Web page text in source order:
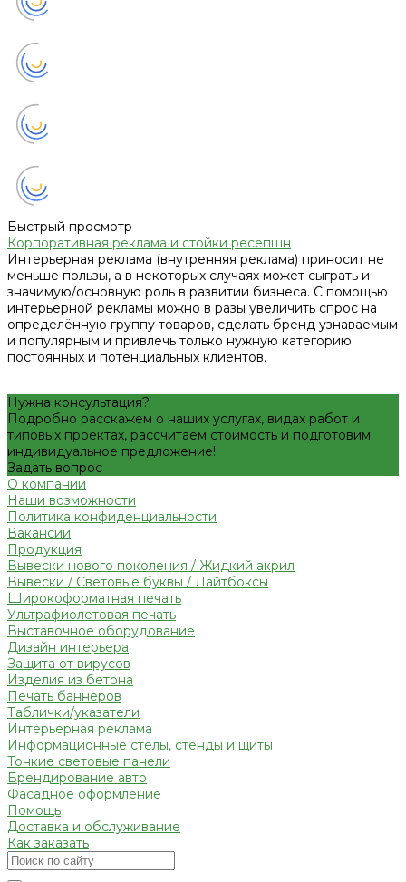
Быстрый просмотр
Корпоративная реклама и стойки ресепшн
Интерьерная реклама (внутренняя реклама) приносит не
меньше пользы, а в некоторых случаях может сыграть и
значимую/основную роль в развитии бизнеса. С помощью
интерьерной рекламы можно в разы увеличить спрос на
определённую группу товаров, сделать бренд узнаваемым
и популярным и привлечь только нужную категорию
постоянных и потенциальных клиентов.
Нужна консультация?
Подробно расскажем о наших услугах, видах работ и
типовых проектах, рассчитаем стоимость и подготовим
индивидуальное предложение!
Задать вопрос
О компании
Наши возможности
Политика конфиденциальности
Вакансии
Продукция
Вывески нового поколения / Жидкий акрил
Вывески / Световые буквы / Лайтбоксы
Широкоформатная печать
Ультрафиолетовая печать
Выставочное оборудование
Дизайн интерьера
Защита от вирусов
Изделия из бетона
Печать баннеров
Таблички/указатели
Интерьерная реклама
Информационные стелы, стенды и щиты
Тонкие световые панели
Брендирование авто
Фасадное оформление
Помощь
Доставка и обслуживание
Как заказать